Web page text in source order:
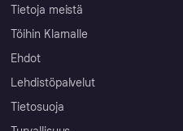
Tietoja meistä
Töihin Klarnalle
Ehdot
Lehdistöpalvelut
Tietosuoja